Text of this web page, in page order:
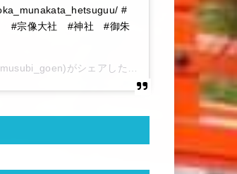
#
#宗像大社 #神社 #御朱
がシェアした投稿 – 2020年 6月月6